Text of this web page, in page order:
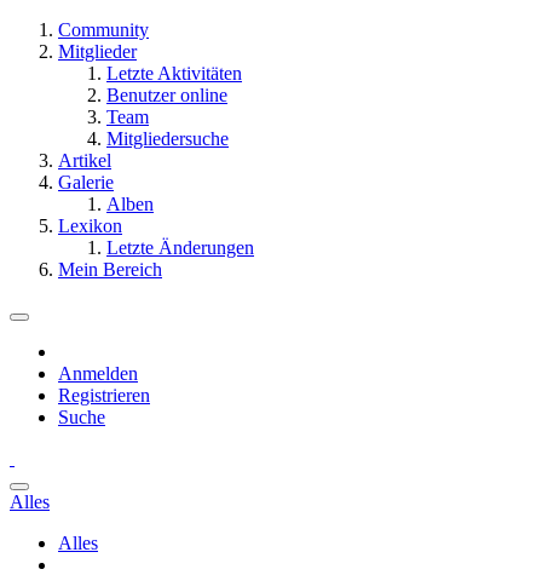
Community
Mitglieder
Letzte Aktivitäten
Benutzer online
Team
Mitgliedersuche
Artikel
Galerie
Alben
Lexikon
Letzte Änderungen
Mein Bereich
Anmelden
Registrieren
Suche
Alles
Alles